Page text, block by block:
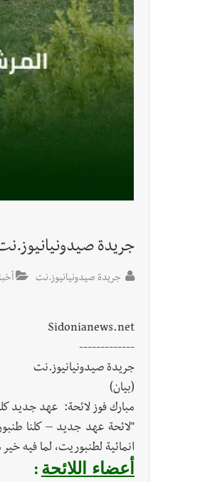
جريدة
جريدة صيدونيانيوز.نت
Sidonianews.net
-------------
جريدة صيدونيانيوز.نت
(بيان)
مبارك فوز لائحة: عهد جديد
"لائحة عهد جديد – كلنا
انمائية لطنبوريت، لما فيه
أعضاء اللائحة :